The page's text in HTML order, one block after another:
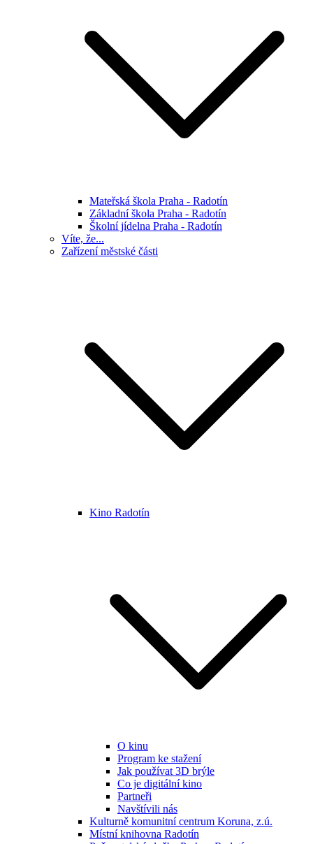
Mateřská škola Praha - Radotín
Základní škola Praha - Radotín
Školní jídelna Praha - Radotín
Víte, že...
Zařízení městské části
Kino Radotín
O kinu
Program ke stažení
Jak používat 3D brýle
Co je digitální kino
Partneři
Navštívili nás
Kulturně komunitní centrum Koruna, z.ú.
Místní knihovna Radotín